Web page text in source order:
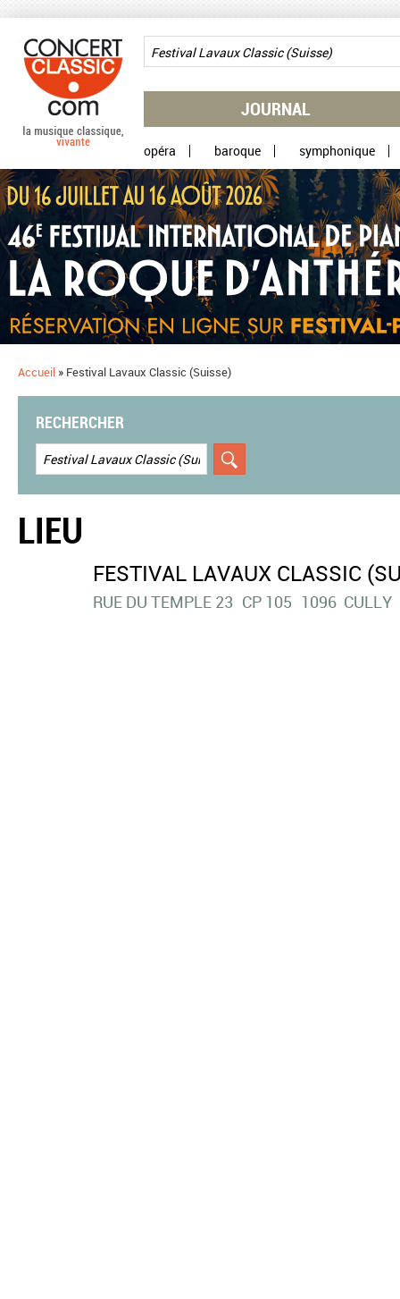
JOURNAL
opéra baroque symphonique
Accueil » Festival Lavaux Classic (Suisse)
RECHERCHER
LIEU
FESTIVAL LAVAUX CLASSIC
RUE DU TEMPLE 23 CP 105 1096 CULLY